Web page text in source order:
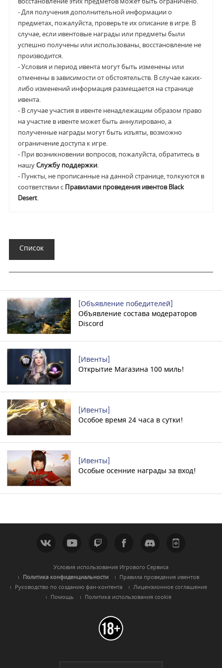
- Для получения дополнительной информации о
предметах, пожалуйста, проверьте их описание в игре. В
случае, если ивентовые награды или предметы были
успешно получены или использованы, восстановление не
производится.
- Условия и период ивента могут быть изменены или
отменены в зависимости от обстоятельств. В случае каких-
либо изменений информация размещается на странице
ивента.
- В случае участия в ивенте ненадлежащим образом право
на участие в ивенте может быть аннулировано, а
полученные награды могут быть изъяты, возможно
ограничение доступа к игре.
- При возникновении вопросов, пожалуйста, обратитесь в
нашуСлужбу поддержки.
- Пункты, не прописанные на данной странице, толкуются в
соответствии с Правилами проведения ивентов Black
Desert.
Список
[Объявление победителей]
Объявление состава модераторов
Discord
[Ивенты]
Открытие Магазина 100 миль!
[Ивенты]
Особое время 24 часа в сутки!
[Ивенты]
Особые осенние награды за вход!
Условия использования Игрового Сервиса
Политика конфиденциальности
Правила проведения ивентов
Руководство по созданию фан-контента
Лицензионное соглашение
Помощь
Политика использования cookie